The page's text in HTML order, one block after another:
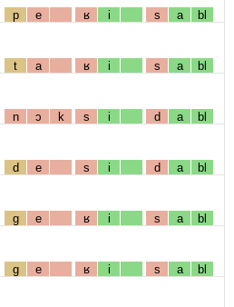
p e ʁ i s a bl
t a ʁ i s a bl
n ɔ k s i d a bl
d e s i d a bl
g e ʁ i s a bl
g e ʁ i s a bl